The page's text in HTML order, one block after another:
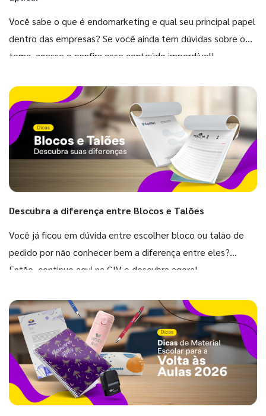
Você sabe o que é endomarketing e qual seu principal papel
dentro das empresas? Se você ainda tem dúvidas sobre o
tema, acesse e confira esse conteúdo imperdível!
Descubra a diferença entre Blocos e Talões
Você já ficou em dúvida entre escolher bloco ou talão de
pedido por não conhecer bem a diferença entre eles?
Então, continue aqui na GIV e descubra agora!